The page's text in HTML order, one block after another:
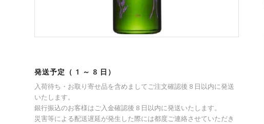
発送予定（ 1 ～ 8 日）
入荷待ち・お取り寄せ品を含めましてご注文確認後 8 日以内に発送
いたします。
銀行振込のお客様はご入金確認後 8 日以内に発送いたします。
災害等による配送遅延が発生した際には都度ご連絡させていただき